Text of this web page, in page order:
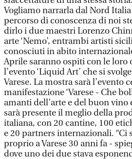
Vogliamo narrarla dal Nord
percorso di conoscenza di noi
dirlo i due maestri Lorenzo
arte ‘Nemo’, entrambi artisti
conosciuti in abito
Aprile saranno ospiti con le loro
l’evento ‘Liquid Art’ che si
Varese. La mostra sarà l’evento
manifestazione ‘Varese - Che
amanti dell’arte e del buon vino
sarà presente il meglio della
italiana, con 20 cantine, 100
e 20 partners internazionali. “Ci
proprio a Varese 30 anni fa -
dove uno dei due stava